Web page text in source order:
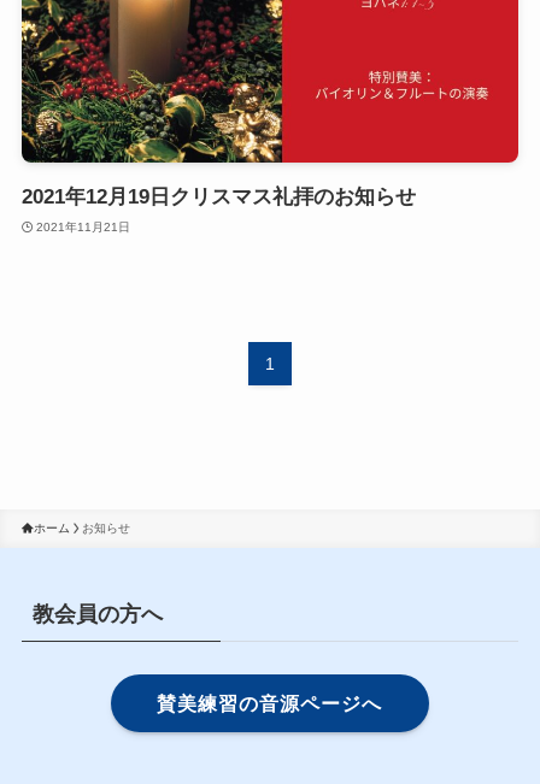
2021年12月19日クリスマス礼拝のお知らせ
2021年11月21日
1
ホーム お知らせ
教会員の方へ
賛美練習の音源ページへ